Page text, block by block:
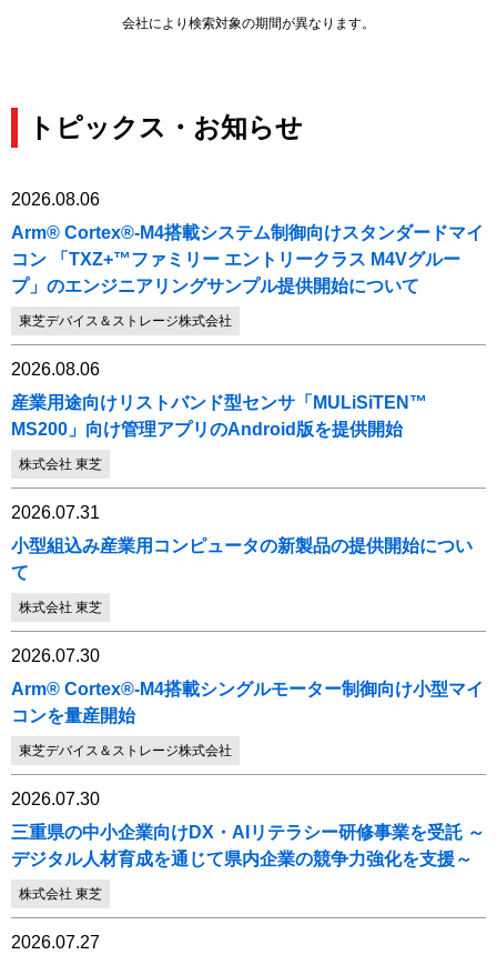
会社により検索対象の期間が異なります。
トピックス・お知らせ
2026.08.06
Arm® Cortex®-M4搭載システム制御向けスタンダードマイ
コン 「TXZ+™ファミリー エントリークラス M4Vグルー
プ」のエンジニアリングサンプル提供開始について
東芝デバイス＆ストレージ株式会社
2026.08.06
産業用途向けリストバンド型センサ「MULiSiTEN™
MS200」向け管理アプリのAndroid版を提供開始
株式会社 東芝
2026.07.31
小型組込み産業用コンピュータの新製品の提供開始につい
て
株式会社 東芝
2026.07.30
Arm® Cortex®-M4搭載シングルモーター制御向け小型マイ
コンを量産開始
東芝デバイス＆ストレージ株式会社
2026.07.30
三重県の中小企業向けDX・AIリテラシー研修事業を受託 ～
デジタル人材育成を通じて県内企業の競争力強化を支援～
株式会社 東芝
2026.07.27